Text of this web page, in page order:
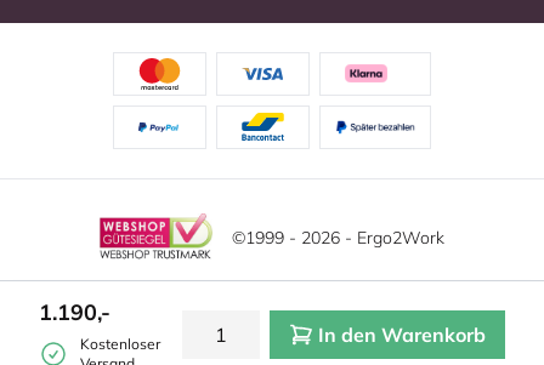
1.190,-
Kostenloser
In den Warenkorb
©1999 - 2026 - Ergo2Work
Allgemeine Geschäftsbedingungen
Cookie-Einstellungen